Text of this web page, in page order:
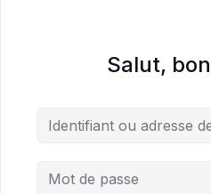
Salut,